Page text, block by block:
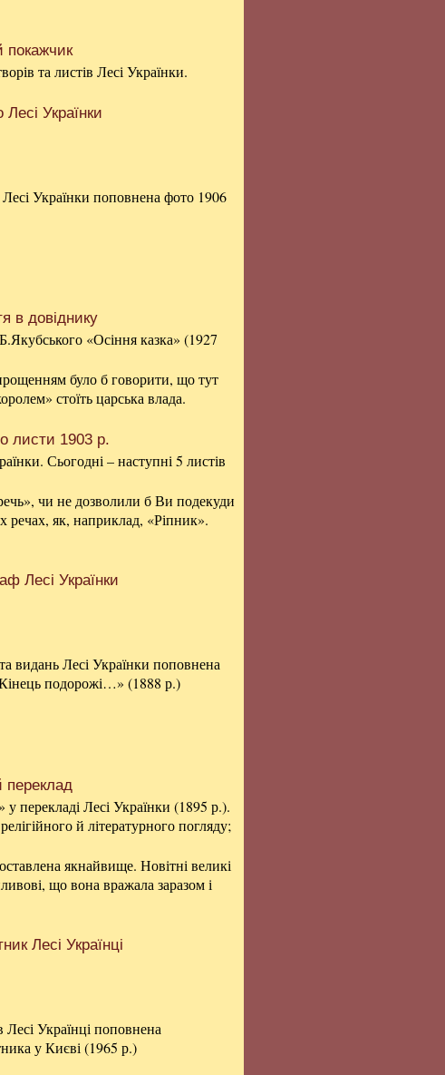
покажчик
та листів Лесі Українки.
Українки
Українки поповнена фото 1906
в довіднику
«Осіння казка» (1927
було б говорити, що тут
стоїть царська влада.
листи 1903 р.
Сьогодні – наступні 5 листів
чи не дозволили б Ви подекуди
речах, як, наприклад, «Ріпник».
Лесі Українки
видань Лесі Українки поповнена
подорожі…» (1888 р.)
переклад
перекладі Лесі Українки (1895 р.).
й літературного погляду;
якнайвище. Новітні великі
що вона вражала заразом і
Лесі Українці
Лесі Українці поповнена
у Києві (1965 р.)